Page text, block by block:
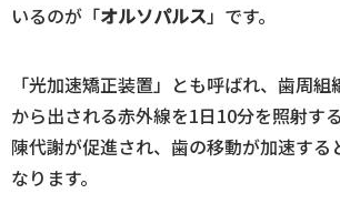
いるのが「オルソパルス 」です。
「光加速矯正装置」とも呼ばれ、歯周
から出される赤外線を1日10分を照射す
陳代謝が促進され、歯の移動が加速する
なります。